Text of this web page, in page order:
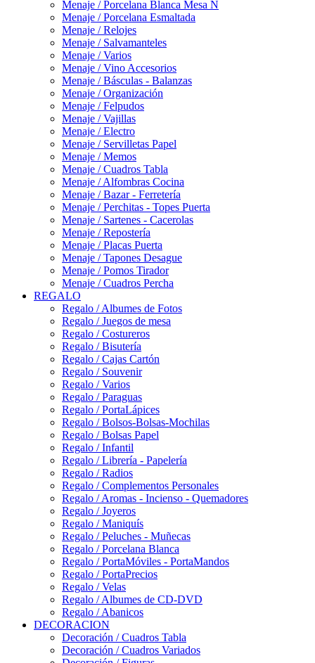
Menaje / Porcelana Blanca Mesa N
Menaje / Porcelana Esmaltada
Menaje / Relojes
Menaje / Salvamanteles
Menaje / Varios
Menaje / Vino Accesorios
Menaje / Básculas - Balanzas
Menaje / Organización
Menaje / Felpudos
Menaje / Vajillas
Menaje / Electro
Menaje / Servilletas Papel
Menaje / Memos
Menaje / Cuadros Tabla
Menaje / Alfombras Cocina
Menaje / Bazar - Ferretería
Menaje / Perchitas - Topes Puerta
Menaje / Sartenes - Cacerolas
Menaje / Repostería
Menaje / Placas Puerta
Menaje / Tapones Desague
Menaje / Pomos Tirador
Menaje / Cuadros Percha
REGALO
Regalo / Albumes de Fotos
Regalo / Juegos de mesa
Regalo / Costureros
Regalo / Bisutería
Regalo / Cajas Cartón
Regalo / Souvenir
Regalo / Varios
Regalo / Paraguas
Regalo / PortaLápices
Regalo / Bolsos-Bolsas-Mochilas
Regalo / Bolsas Papel
Regalo / Infantil
Regalo / Librería - Papelería
Regalo / Radios
Regalo / Complementos Personales
Regalo / Aromas - Incienso - Quemadores
Regalo / Joyeros
Regalo / Maniquís
Regalo / Peluches - Muñecas
Regalo / Porcelana Blanca
Regalo / PortaMóviles - PortaMandos
Regalo / PortaPrecios
Regalo / Velas
Regalo / Albumes de CD-DVD
Regalo / Abanicos
DECORACION
Decoración / Cuadros Tabla
Decoración / Cuadros Variados